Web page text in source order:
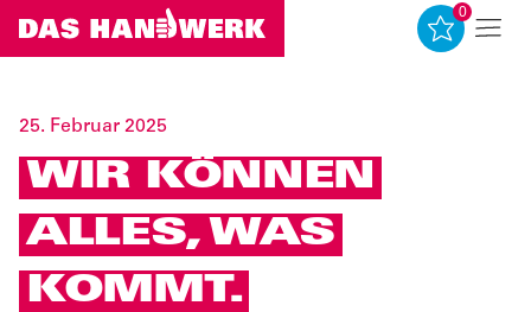
0
25. Februar 2025
WIR KÖNNEN
ALLES, WAS
KOMMT.